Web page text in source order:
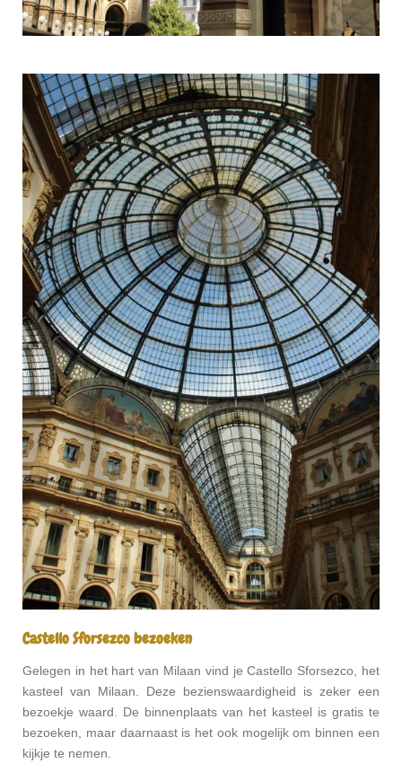
Castello Sforsezco bezoeken
Gelegen in het hart van Milaan vind je Castello Sforsezco, het
kasteel van Milaan. Deze bezienswaardigheid is zeker een
bezoekje waard. De binnenplaats van het kasteel is gratis te
bezoeken, maar daarnaast is het ook mogelijk om binnen een
kijkje te nemen.